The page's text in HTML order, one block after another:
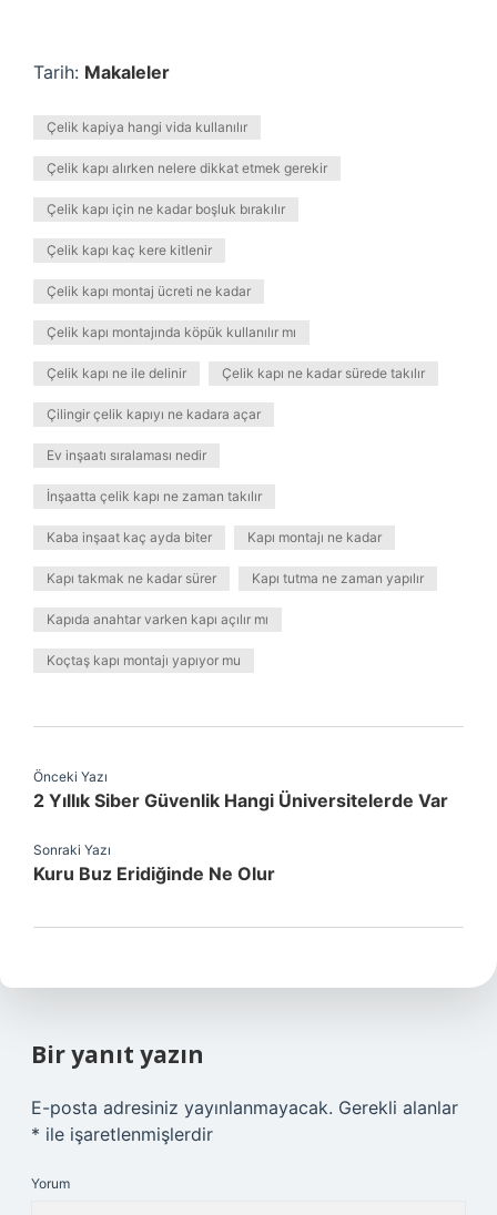
Tarih: Makaleler
Çelik kapiya hangi vida kullanılır
Çelik kapı alırken nelere dikkat etmek gerekir
Çelik kapı için ne kadar boşluk bırakılır
Çelik kapı kaç kere kitlenir
Çelik kapı montaj ücreti ne kadar
Çelik kapı montajında köpük kullanılır mı
Çelik kapı ne ile delinir Çelik kapı ne kadar sürede takılır
Çilingir çelik kapıyı ne kadara açar
Ev inşaatı sıralaması nedir
İnşaatta çelik kapı ne zaman takılır
Kaba inşaat kaç ayda biter Kapı montajı ne kadar
Kapı takmak ne kadar sürer Kapı tutma ne zaman yapılır
Kapıda anahtar varken kapı açılır mı
Koçtaş kapı montajı yapıyor mu
Önceki Yazı
2 Yıllık Siber Güvenlik Hangi Üniversitelerde Var
Sonraki Yazı
Kuru Buz Eridiğinde Ne Olur
Bir yanıt yazın
E-posta adresiniz yayınlanmayacak. Gerekli alanlar
* ile işaretlenmişlerdir
Yorum